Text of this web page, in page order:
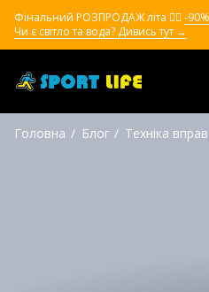
Фінальний РОЗПРОДАЖ літа ❤️‍🔥 -
Чи є світло та вода? Дивись тут →
Головна Блог Техніка